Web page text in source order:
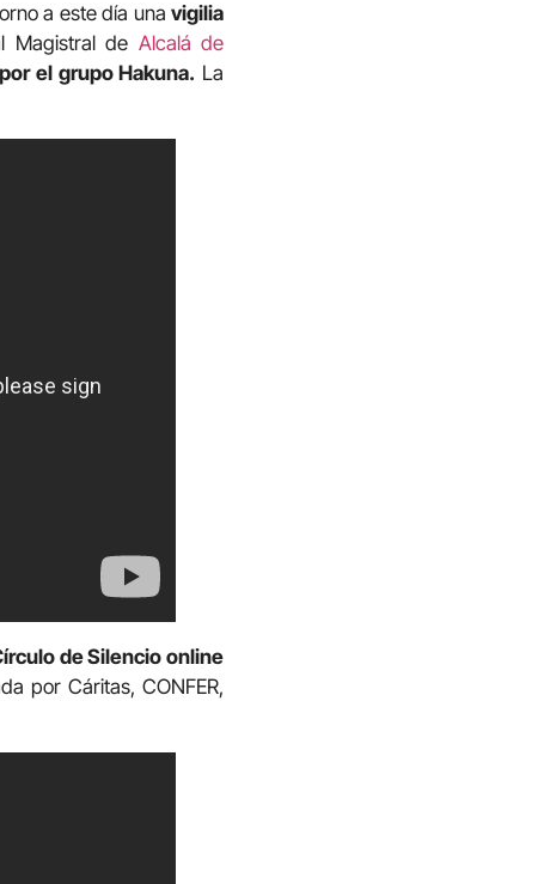
a este día una vigilia
Magistral de Alcalá de
el grupo Hakuna. La
de Silencio online
por Cáritas, CONFER,